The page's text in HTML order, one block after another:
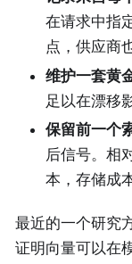
在请求中指
点，供应商
维护一套黄
足以在漂移
保留前一个
后信号。相
本，存储成
最近的一个研究
证明向量可以在